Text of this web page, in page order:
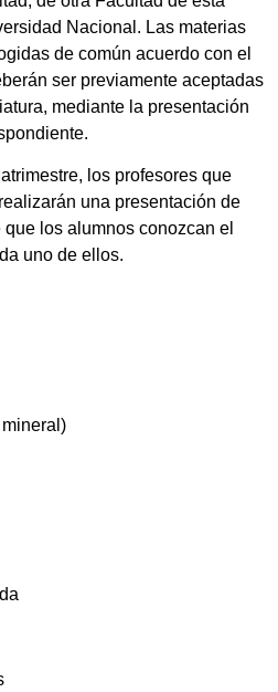
Nacional. Las materias
de común acuerdo con el
ser previamente aceptadas
mediante la presentación
los profesores que
una presentación de
que los alumnos conozcan el
uno de ellos.